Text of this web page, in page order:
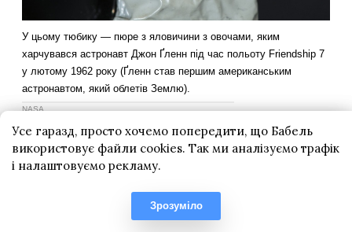
Усе гаразд, просто хочемо попередити, що Бабель
використовує файли cookies. Так ми аналізуємо трафік
і налаштовуємо рекламу.
Зрозуміло